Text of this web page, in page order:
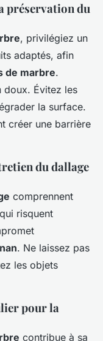
préservation du
, privilégiez un
adaptés, afin
de marbre.
doux. Évitez les
la surface.
créer une barrière
du dallage
comprennent
risquent
. Ne laissez pas
les objets
pour la
contribue à sa